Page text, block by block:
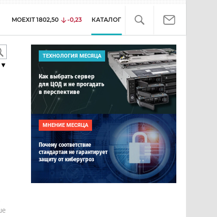
MOEXIT 1802,50 -0,23 КАТАЛОГ
ТЕХНОЛОГИЯ МЕСЯЦА
Как выбрать сервер
для ЦОД и не прогадать
в перспективе
МНЕНИЕ МЕСЯЦА
Почему соответствие
стандартам не гарантирует
защиту от киберугроз